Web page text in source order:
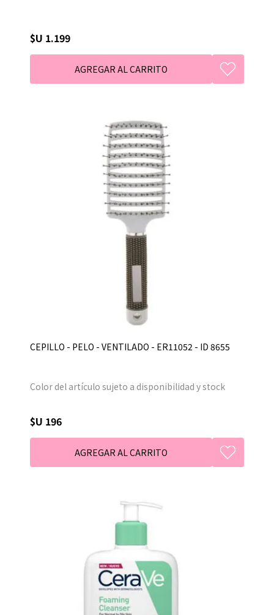
$U 1.199
CEPILLO - PELO - VENTILADO - ER11052 - ID 8655
Color del artículo sujeto a disponibilidad y stock
$U 196